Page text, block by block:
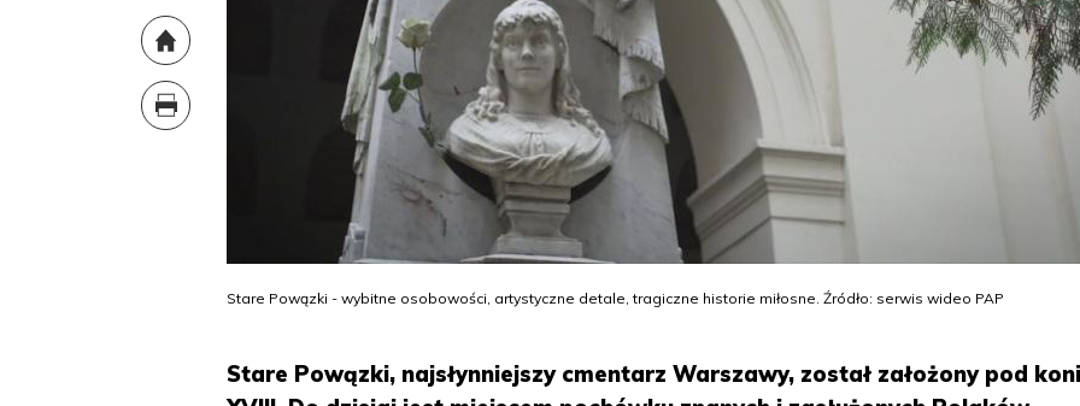
Stare Powązki - wybitne osobowości, artystyczne detale, tragiczne historie miłosne. Źródło: serwis wideo PAP
Stare Powązki, najsłynniejszy cmentarz Warszawy, został założony pod